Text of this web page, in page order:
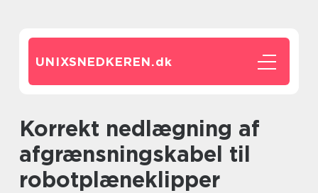
UNIXSNEDKEREN.dk
Korrekt nedlægning af
afgrænsningskabel til
robotplæneklipper